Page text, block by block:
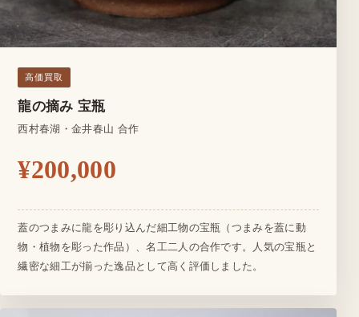
高価買取
龍の摘み 宝瓶
西村春湖 ・金井春山 合作
¥200,000
蓋のつまみに龍を彫り込んだ細工物の宝瓶（つまみを蓋に動
物・植物を彫った作品）、名工二人の合作です。人気の宝瓶と
繊密な細工が揃った逸品として高く評価しました。